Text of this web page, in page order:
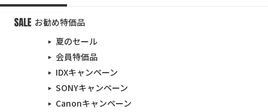
お勧め特価品
夏のセール
会員特価品
IDXキャンペーン
SONYキャンペーン
Canonキャンペーン